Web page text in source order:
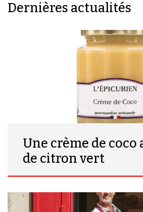
Dernières actualités
Une crème de coco
de citron vert